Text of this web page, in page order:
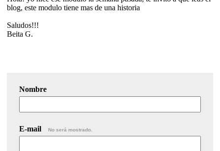
blog, este modulo tiene mas de una historia
Saludos!!!
Beita G.
Nombre
E-mail No será mostrado.